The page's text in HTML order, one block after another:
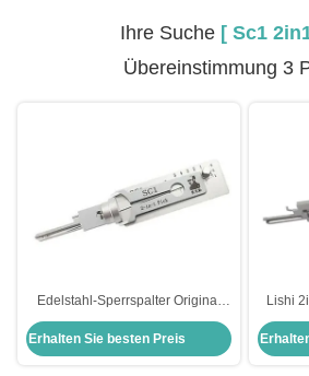
Ihre Suche [ Sc1
Übereinstimmung 3
Edelstahl-Sperrspalter Original
Lishi 2 in 1 Spalter Schlage Sc1
Erhalten Sie besten Preis
Lishi
SC4
B111